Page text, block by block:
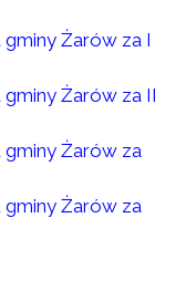
Żarów za I
Żarów za II
gminy Żarów za
gminy Żarów za